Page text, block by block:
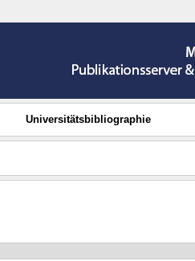
Universitätsbibliographie